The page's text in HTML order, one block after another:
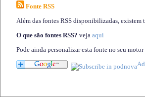
Fonte RSS
Além das fontes RSS disponibilizadas, existem
O que são fontes RSS? veja aqui
Pode ainda personalizar esta fonte no seu